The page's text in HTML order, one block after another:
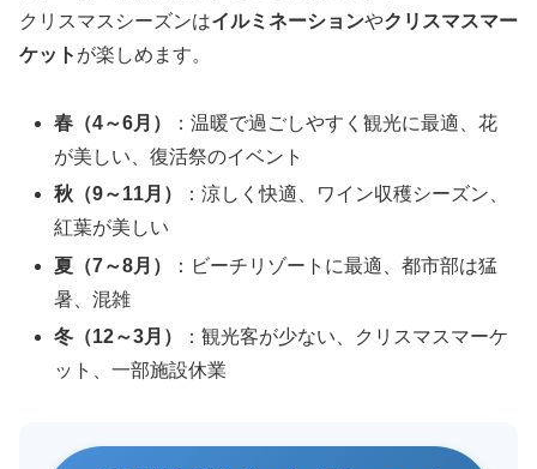
クリスマスシーズンはイルミネーションやクリスマスマー
ケット が楽しめます。
春（4～6月）
：温暖で過ごしやすく観光に最適、花
が美しい、復活祭のイベント
秋（9～11月）
：涼しく快適、ワイン収穫シーズン、
紅葉が美しい
夏（7～8月）
：ビーチリゾートに最適、都市部は猛
暑、混雑
冬（12～3月）
：観光客が少ない、クリスマスマーケ
ット、一部施設休業